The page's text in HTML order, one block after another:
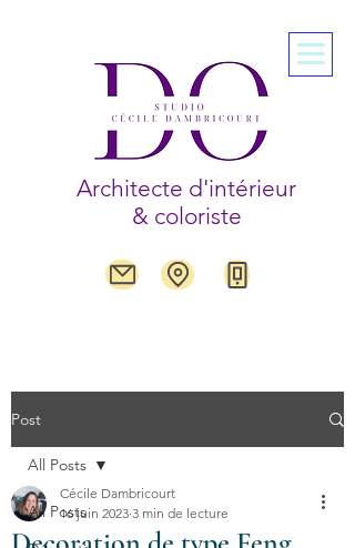
Architecte d'intérieur
& coloriste
Post
All Posts
All Posts
Cécile Dambricourt
16 juin 2023 3 min de lecture